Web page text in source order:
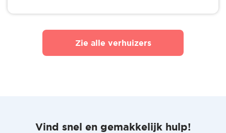
Zie alle verhuizers
Vind snel en gemakkelijk hulp!